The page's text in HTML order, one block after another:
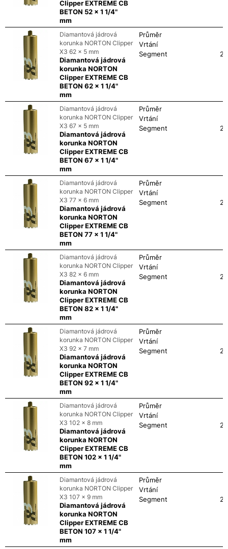
Clipper EXTREME CB
BETON 52 x 1 1/4"
mm
Diamantová jádrová
korunka NORTON Clipper
X3 62 x 5 mm
Diamantová jádrová
korunka NORTON
Clipper EXTREME CB
BETON 62 x 1 1/4"
mm
Průměr
Vrtání
Segment
Diamantová jádrová
korunka NORTON Clipper
X3 67 x 5 mm
Diamantová jádrová
korunka NORTON
Clipper EXTREME CB
BETON 67 x 1 1/4"
mm
Průměr
Vrtání
Segment
Diamantová jádrová
korunka NORTON Clipper
X3 77 x 6 mm
Diamantová jádrová
korunka NORTON
Clipper EXTREME CB
BETON 77 x 1 1/4"
mm
Průměr
Vrtání
Segment
Diamantová jádrová
korunka NORTON Clipper
X3 82 x 6 mm
Diamantová jádrová
korunka NORTON
Clipper EXTREME CB
BETON 82 x 1 1/4"
mm
Průměr
Vrtání
Segment
Diamantová jádrová
korunka NORTON Clipper
X3 92 x 7 mm
Diamantová jádrová
korunka NORTON
Clipper EXTREME CB
BETON 92 x 1 1/4"
mm
Průměr
Vrtání
Segment
Diamantová jádrová
korunka NORTON Clipper
X3 102 x 8 mm
Diamantová jádrová
korunka NORTON
Clipper EXTREME CB
BETON 102 x 1 1/4"
mm
Průměr
Vrtání
Segment
Diamantová jádrová
korunka NORTON Clipper
X3 107 x 9 mm
Diamantová jádrová
korunka NORTON
Clipper EXTREME CB
BETON 107 x 1 1/4"
mm
Průměr
Vrtání
Segment